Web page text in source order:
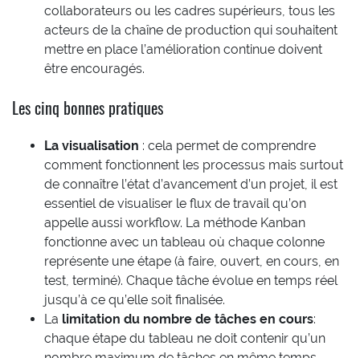
collaborateurs ou les cadres supérieurs, tous les
acteurs de la chaîne de production qui souhaitent
mettre en place l’amélioration continue doivent
être encouragés.
Les cinq bonnes pratiques
La visualisation : cela permet de comprendre
comment fonctionnent les processus mais surtout
de connaître l’état d’avancement d’un projet, il est
essentiel de visualiser le flux de travail qu’on
appelle aussi workflow. La méthode Kanban
fonctionne avec un tableau où chaque colonne
représente une étape (à faire, ouvert, en cours, en
test, terminé). Chaque tâche évolue en temps réel
jusqu’à ce qu’elle soit finalisée.
La limitation du nombre de tâches en cours:
chaque étape du tableau ne doit contenir qu’un